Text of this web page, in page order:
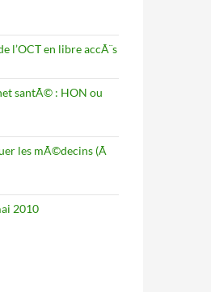
l’OCT en libre accÃ¨s
santÃ© : HON ou
les mÃ©decins (Ã
2010